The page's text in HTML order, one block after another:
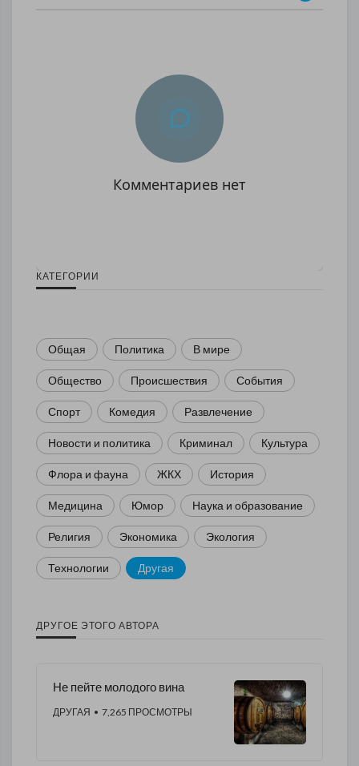
Комментариев нет
КАТЕГОРИИ
Общая Политика В мире
Общество Происшествия События
Спорт Комедия Развлечение
Новости и политика Криминал Культура
Флора и фауна ЖКХ История
Медицина Юмор Наука и образование
Религия Экономика Экология
Технологии Другая
ДРУГОЕ ЭТОГО АВТОРА
Не пейте молодого вина
ДРУГАЯ • 7,265 ПРОСМОТРЫ